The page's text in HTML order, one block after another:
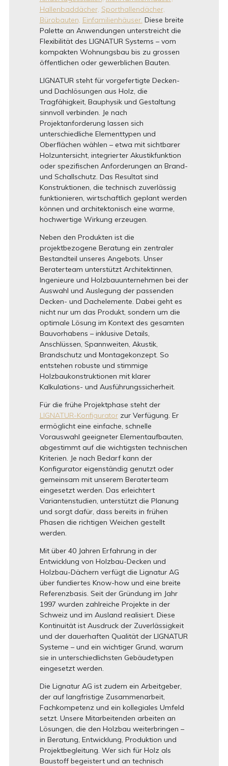
Hallenbaddächer, Sporthallendächer,
Bürobauten, Einfamilienhäuser. Diese breite
Palette an Anwendungen unterstreicht die
Flexibilität des LIGNATUR Systems – vom
kompakten Wohnungsbau bis zu grossen
öffentlichen oder gewerblichen Bauten.
LIGNATUR steht für vorgefertigte Decken-
und Dachlösungen aus Holz, die
Tragfähigkeit, Bauphysik und Gestaltung
sinnvoll verbinden. Je nach
Projektanforderung lassen sich
unterschiedliche Elementtypen und
Oberflächen wählen – etwa mit sichtbarer
Holzuntersicht, integrierter Akustikfunktion
oder spezifischen Anforderungen an Brand-
und Schallschutz. Das Resultat sind
Konstruktionen, die technisch zuverlässig
funktionieren, wirtschaftlich geplant werden
können und architektonisch eine warme,
hochwertige Wirkung erzeugen.
Neben den Produkten ist die
projektbezogene Beratung ein zentraler
Bestandteil unseres Angebots. Unser
Beraterteam unterstützt Architektinnen,
Ingenieure und Holzbauunternehmen bei der
Auswahl und Auslegung der passenden
Decken- und Dachelemente. Dabei geht es
nicht nur um das Produkt, sondern um die
optimale Lösung im Kontext des gesamten
Bauvorhabens – inklusive Details,
Anschlüssen, Spannweiten, Akustik,
Brandschutz und Montagekonzept. So
entstehen robuste und stimmige
Holzbaukonstruktionen mit klarer
Kalkulations- und Ausführungssicherheit.
Für die frühe Projektphase steht der
LIGNATUR-Konfiguratorzur Verfügung. Er
ermöglicht eine einfache, schnelle
Vorauswahl geeigneter Elementaufbauten,
abgestimmt auf die wichtigsten technischen
Kriterien. Je nach Bedarf kann der
Konfigurator eigenständig genutzt oder
gemeinsam mit unserem Beraterteam
eingesetzt werden. Das erleichtert
Variantenstudien, unterstützt die Planung
und sorgt dafür, dass bereits in frühen
Phasen die richtigen Weichen gestellt
werden.
Mit über 40 Jahren Erfahrung in der
Entwicklung von Holzbau-Decken und
Holzbau-Dächern verfügt die Lignatur AG
über fundiertes Know-how und eine breite
Referenzbasis. Seit der Gründung im Jahr
1997 wurden zahlreiche Projekte in der
Schweiz und im Ausland realisiert. Diese
Kontinuität ist Ausdruck der Zuverlässigkeit
und der dauerhaften Qualität der LIGNATUR
Systeme – und ein wichtiger Grund, warum
sie in unterschiedlichsten Gebäudetypen
eingesetzt werden.
Die Lignatur AG ist zudem ein Arbeitgeber,
der auf langfristige Zusammenarbeit,
Fachkompetenz und ein kollegiales Umfeld
setzt. Unsere Mitarbeitenden arbeiten an
Lösungen, die den Holzbau weiterbringen –
in Beratung, Entwicklung, Produktion und
Projektbegleitung. Wer sich für Holz als
Baustoff begeistert und an technisch